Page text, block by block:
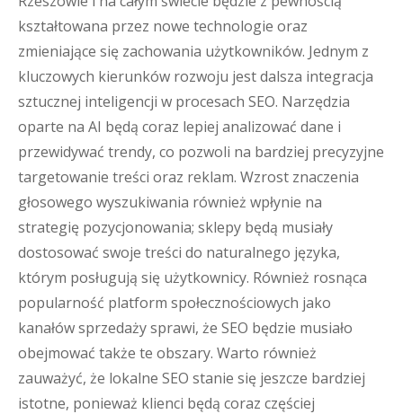
kształtowana przez nowe technologie oraz
zmieniające się zachowania użytkowników. Jednym z
kluczowych kierunków rozwoju jest dalsza integracja
sztucznej inteligencji w procesach SEO. Narzędzia
oparte na AI będą coraz lepiej analizować dane i
przewidywać trendy, co pozwoli na bardziej precyzyjne
targetowanie treści oraz reklam. Wzrost znaczenia
głosowego wyszukiwania również wpłynie na
strategię pozycjonowania; sklepy będą musiały
dostosować swoje treści do naturalnego języka,
którym posługują się użytkownicy. Również rosnąca
popularność platform społecznościowych jako
kanałów sprzedaży sprawi, że SEO będzie musiało
obejmować także te obszary. Warto również
zauważyć, że lokalne SEO stanie się jeszcze bardziej
istotne, ponieważ klienci będą coraz częściej